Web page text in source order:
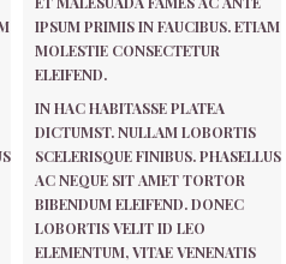
IPSUM PRIMIS IN FAUCIBUS. ETIAM
MOLESTIE CONSECTETUR
ELEIFEND.
IN HAC HABITASSE PLATEA
DICTUMST. NULLAM LOBORTIS
SCELERISQUE FINIBUS. PHASELLUS
AC NEQUE SIT AMET TORTOR
BIBENDUM ELEIFEND. DONEC
LOBORTIS VELIT ID LEO
ELEMENTUM, VITAE VENENATIS